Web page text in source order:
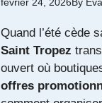
Quand l’été cède
Saint Tropez
ouvert où
offres